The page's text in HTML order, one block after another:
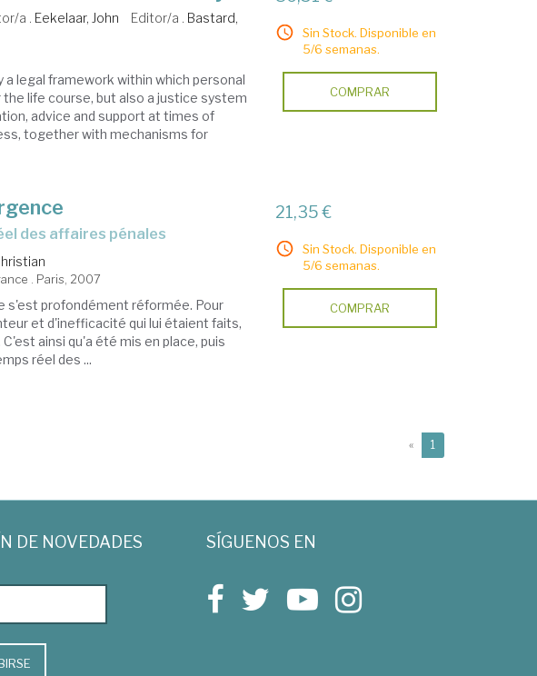
a . Eekelaar, John Editor/a . Bastard,
a legal framework within which personal
life course, but also a justice system
advice and support at times of
together with mechanisms for
Sin Stock. Disponible en
5/6 semanas.
COMPRAR
des affaires pénales
. Paris, 2007
s'est profondément réformée. Pour
et d'inefficacité qui lui étaient faits,
ainsi qu'a été mis en place, puis
réel des ...
21,35 €
Sin Stock. Disponible en
5/6 semanas.
COMPRAR
« 1
DE NOVEDADES SÍGUENOS EN